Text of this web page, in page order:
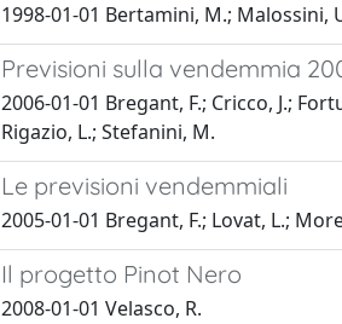
1998-01-01 Bertamini, M.; Malossini,
Previsioni sulla vendemmia
2006-01-01 Bregant, F.; Cricco, J.;
Rigazio, L.; Stefanini, M.
Le previsioni vendemmiali
2005-01-01 Bregant, F.; Lovat, L.;
Il progetto Pinot Nero
2008-01-01 Velasco, R.